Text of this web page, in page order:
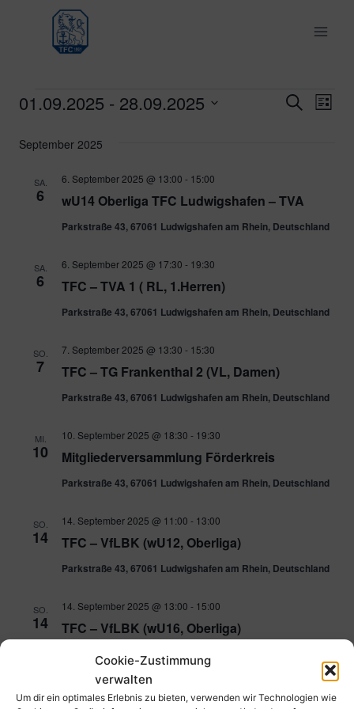
Cookie-Zustimmung
verwalten
Um dir ein optimales Erlebnis zu bieten, verwenden wir Technologien wie
springen
Veranstaltungen SucheListe
01.09.2025 - 28.09.2025
wählen.
September 2025
SA.
6 wU14 Oberliga TFC Ludwigshafen – TVA
6. September 2025 @ 13:00 - 15:00
Parkstraße 43, 67061 Ludwigshafen am Rhein, Deutschland
SA.
6 TFC – TVA 1 ( RL, 1.Herren)
6. September 2025 @ 17:30 - 19:30
Parkstraße 43, 67061 Ludwigshafen am Rhein, Deutschland
SO.
7 TFC – TG Frankenthal 2 (VL, Damen)
7. September 2025 @ 13:30 - 15:30
Parkstraße 43, 67061 Ludwigshafen am Rhein, Deutschland
MI.
10 Mitgliederversammlung Förderkreis
10. September 2025 @ 18:30 - 19:30
Parkstraße 43, 67061 Ludwigshafen am Rhein, Deutschland
SO.
14 TFC – VfLBK (wU12, Oberliga)
14. September 2025 @ 11:00 - 13:00
Parkstraße 43, 67061 Ludwigshafen am Rhein, Deutschland
SO.
14 TFC – VfLBK (wU16, Oberliga)
14. September 2025 @ 13:00 - 15:00
Parkstraße 43, 67061 Ludwigshafen am Rhein, Deutschland
SO. 14. September 2025 @ 16:00